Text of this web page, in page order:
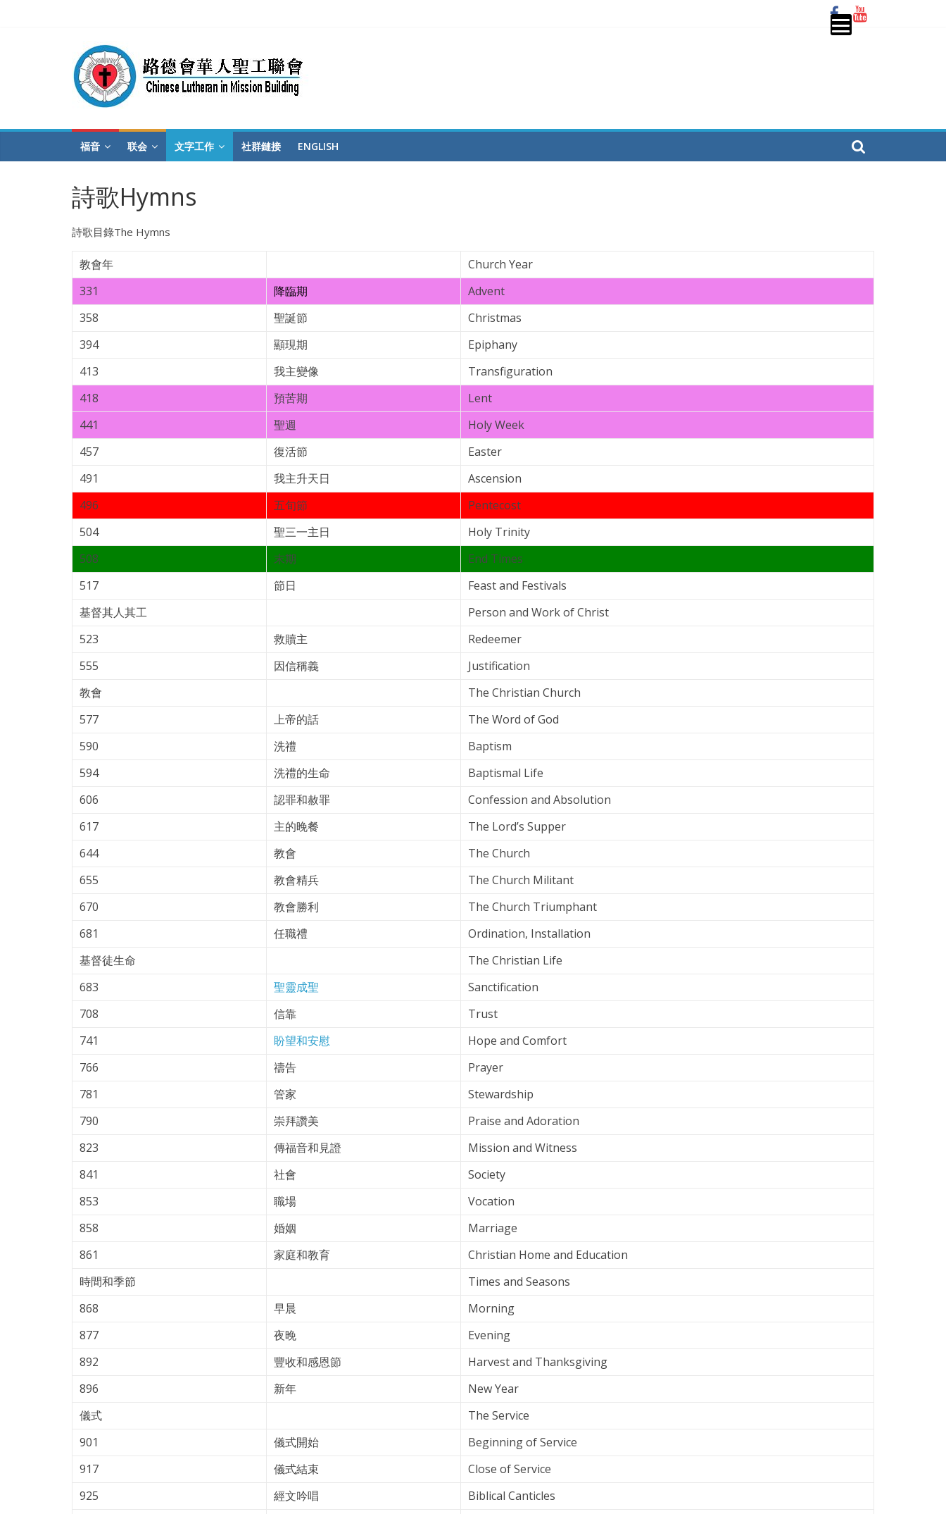
圣
工
联
会
CLiMB
福音 联会 文字工作 社群鏈接 ENGLISH
詩歌Hymns
詩歌目錄The Hymns
教會年
Church Year
331
降臨期
Advent
358
聖誕節
Christmas
394
顯現期
Epiphany
413
我主變像
Transfiguration
418
預苦期
Lent
441
聖週
Holy Week
457
復活節
Easter
491
我主升天日
Ascension
496
五旬節
Pentecost
504
聖三一主日
Holy Trinity
508
末期
End Times
517
節日
Feast and Festivals
基督其人其工
Person and Work of Christ
523
救贖主
Redeemer
555
因信稱義
Justification
教會
The Christian Church
577
上帝的話
The Word of God
590
洗禮
Baptism
594
洗禮的生命
Baptismal Life
606
認罪和赦罪
Confession and Absolution
617
主的晚餐
The Lord’s Supper
644
教會
The Church
655
教會精兵
The Church Militant
670
教會勝利
The Church Triumphant
681
任職禮
Ordination, Installation
基督徒生命
The Christian Life
683
聖靈成聖
Sanctification
708
信靠
Trust
741
盼望和安慰
Hope and Comfort
766
禱告
Prayer
781
管家
Stewardship
790
崇拜讚美
Praise and Adoration
823
傳福音和見證
Mission and Witness
841
社會
Society
853
職場
Vocation
858
婚姻
Marriage
861
家庭和教育
Christian Home and Education
時間和季節
Times and Seasons
868
早晨
Morning
877
夜晚
Evening
892
豐收和感恩節
Harvest and Thanksgiving
896
新年
New Year
儀式
The Service
901
儀式開始
Beginning of Service
917
儀式結束
Close of Service
925
經文吟唱
Biblical Canticles